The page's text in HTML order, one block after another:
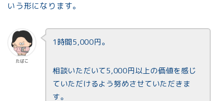
いう形になります。
たぱこ
1時間5,000円。
相談いただいて5,000円以上の価値を感じ
ていただけるよう努めさせていただきま
す。